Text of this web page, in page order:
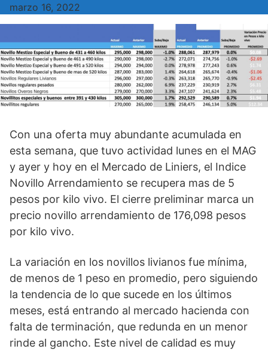
marzo 16, 2022
Con una oferta muy abundante acumulada en
esta semana, que tuvo actividad lunes en el MAG
y ayer y hoy en el Mercado de Liniers, el Indice
Novillo Arrendamiento se recupera mas de 5
pesos por kilo vivo. El cierre preliminar marca un
precio novillo arrendamiento de 176,098 pesos
por kilo vivo.
La variación en los novillos livianos fue mínima,
de menos de 1 peso en promedio, pero siguiendo
la tendencia de lo que sucede en los últimos
meses, está entrando al mercado hacienda con
falta de terminación, que redunda en un menor
rinde al gancho. Este nivel de calidad es muy